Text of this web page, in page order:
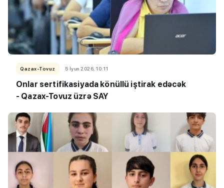
Qazax-Tovuz 5 İyun 2026, 10:11
Onlar sertifikasiyada könüllü iştirak edəcək
- Qazax-Tovuz üzrə SAY